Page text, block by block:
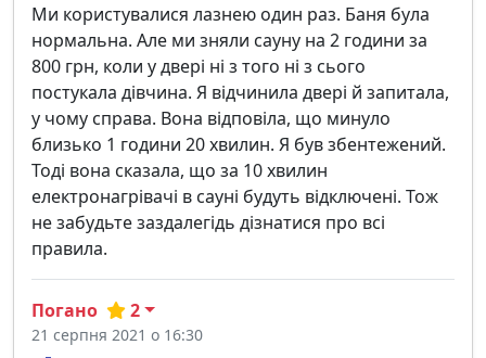
Ми користувалися лазнею один раз. Баня була
нормальна. Але ми зняли сауну на 2 години за
800 грн, коли у двері ні з того ні з сього
постукала дівчина. Я відчинила двері й запитала,
у чому справа. Вона відповіла, що минуло
близько 1 години 20 хвилин. Я був збентежений.
Тоді вона сказала, що за 10 хвилин
електронагрівачі в сауні будуть відключені. Тож
не забудьте заздалегідь дізнатися про всі
правила.
Погано 2
21 серпня 2021 о 16:30